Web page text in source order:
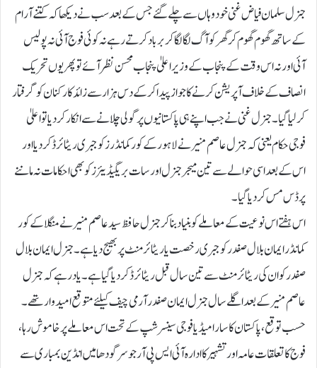
جنرل سلمان فیاض غنی خود وہاں سے چلے گئے جس کے بعد سب نے دیکھا کہ کتنے آرام
کے ساتھ گھوم گھوم کر گھر کو آگ لگا لگا کر برباد کرتے رہے نہ کوئی فوج آئی نہ پولیس
آئی اور نہ اس وقت کے پنجاب کے وزیراعلیٰ پنجاب محسن نظر آئے تو پھر یوں تحریک
انصاف کے خلاف آپریشن کرنے کا جواز پیدا کر کے دس ہزار سے زائد کارکنان کوگرفتار
کر لیا گیا۔ جنرل غنی نے جب اپنے ہی پاکستانیوں پر گولی چلانے سے انکار کر دیا تو اعلیٰ
فوجی حکام یعنی کہ جنرل عاصم منیر نے لاہور کے کور کمانڈرز کو جبری ریٹائرڈ کر دیا اور
اس کے بعداسی حوالے سے تین میجر جنرل اور سات بریگیڈیئرز کو بھی احکامات نہ ماننے
پر ڈس مس کر دیا گیا۔
اس ہفتے اس نوعیت کے معاملے کو بنیاد بنا کر جنرل حافظ سید عاصم منیر نے منگلا کے کور
کمانڈر ایمان بلال صفدر کو جبری رخصت یا ریٹائرمنٹ پر بھیج دیا ہے۔ جنرل ایمان بلال
صفدر کو ان کی ریٹائرمنٹ سے تین سال قبل ریٹائرڈ کر دیا گیا ہے۔ یاد رہے کہ جنرل
عاصم منیر کے بعد اگلے سال جنرل ایمان صفدر آرمی چیف کیلئے متوقع امیدوار تھے۔
حسب توقع، پاکستان کا سارا میڈیا فوجی سینسر شپ کے تحت اس معاملے پر خاموش رہا،
فوج کا تعلقات عامہ اور تشہیر کا ادارہ آئی ایس پی آر جو سرگودھا میں انڈین بمباری سے